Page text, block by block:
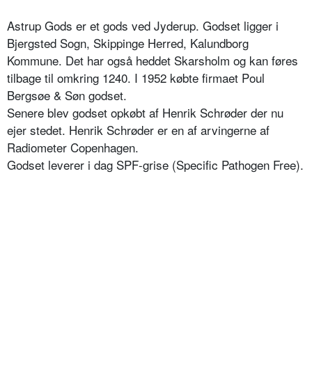
Astrup Gods er et gods ved Jyderup. Godset ligger i
Bjergsted Sogn, Skippinge Herred, Kalundborg
Kommune. Det har også heddet Skarsholm og kan føres
tilbage til omkring 1240. I 1952 købte firmaet Poul
Bergsøe & Søn godset.
Senere blev godset opkøbt af Henrik Schrøder der nu
ejer stedet. Henrik Schrøder er en af arvingerne af
Radiometer Copenhagen.
Godset leverer i dag SPF-grise (Specific Pathogen Free).